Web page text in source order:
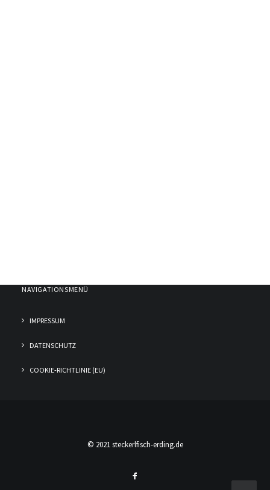
NAVIGATIONSMENÜ
IMPRESSUM
DATENSCHUTZ
COOKIE-RICHTLINIE (EU)
© 2021 steckerlfisch-erding.de